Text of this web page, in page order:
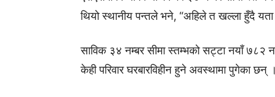
थियो स्थानीय पन्तले भने, “अहिले त खल्ला हुँदै यता
साविक ३४ नम्बर सीमा स्तम्भको सट्टा नयाँ ७८२
केही परिवार घरबारविहीन हुने अवस्थामा पुगेका छन् ।